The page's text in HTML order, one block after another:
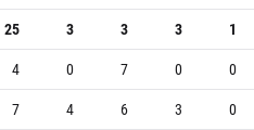
25 3 3 3
1
4 0 7 0
0
7 4 6 3
0